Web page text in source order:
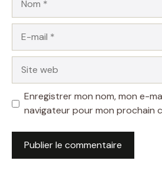
mail
web
Enregistrer mon nom, mon e-
navigateur pour mon prochain